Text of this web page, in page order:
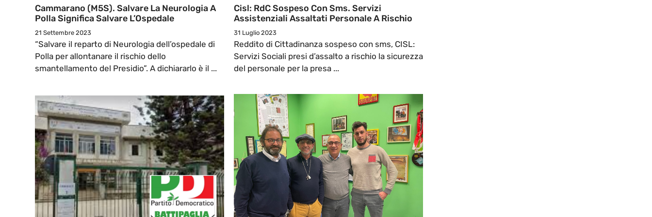
Cammarano (M5S). Salvare La Neurologia A
Polla Significa Salvare L’Ospedale
21 Settembre 2023
“Salvare il reparto di Neurologia dell’ospedale di
Polla per allontanare il rischio dello
smantellamento del Presidio”. A dichiararlo è il ...
Cisl: RdC Sospeso Con Sms. Servizi
Assistenziali Assaltati Personale A Rischio
31 Luglio 2023
Reddito di Cittadinanza sospeso con sms, CISL:
Servizi Sociali presi d’assalto a rischio la sicurezza
del personale per la presa ...